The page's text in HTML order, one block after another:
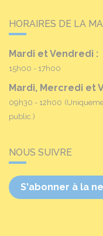
HORAIRES DE LA
Mardi et Vendredi :
15h00 - 17h00
Mardi, Mercredi et
09h30 - 12h00
public.)
NOUS SUIVRE
S'abonner à la